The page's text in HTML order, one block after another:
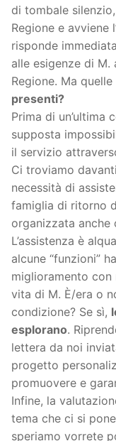
di tombale
Regione e avviene
risponde
alle esigenze di
Regione. Ma
presenti?
Prima di un’ultima
supposta
il servizio
Ci troviamo
necessità di
famiglia di ritorno
organizzata anche
L’assistenza è
alcune “funzioni”
miglioramento
vita di M. È/era o
condizione? Se sì,
esplorano.
lettera da noi
progetto
promuovere e
Infine, la
tema che ci si
speriamo vorrete